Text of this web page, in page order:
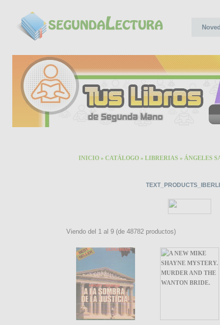
INICIO » CATÁLOGO » LIBRERIAS » ÁNGELES
Viendo del 1 al 9 (de 48782 productos)